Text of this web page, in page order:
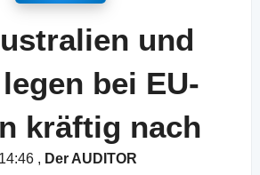
und
bei EU-
kräftig nach
, Der AUDITOR